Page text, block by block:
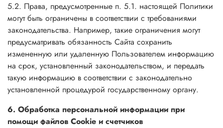
5.2. Права, предусмотренные п. 5.1. настоящей Политики
могут быть ограничены в соответствии с требованиями
законодательства. Например, такие ограничения могут
предусматривать обязанность Сайта сохранить
измененную или удаленную Пользователем информацию
на срок, установленный законодательством, и передать
такую информацию в соответствии с законодательно
установленной процедурой государственному органу.
6. Обработка персональной информации при
помощи файлов Cookie и счетчиков